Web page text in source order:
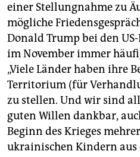
einer Stellungnahme zu
mögliche
Donald Trump bei den
im November immer
„Viele Länder haben ihre
Territorium (für
zu stellen. Und wir sind
guten Willen dankbar,
Beginn des Krieges
ukrainischen Kindern